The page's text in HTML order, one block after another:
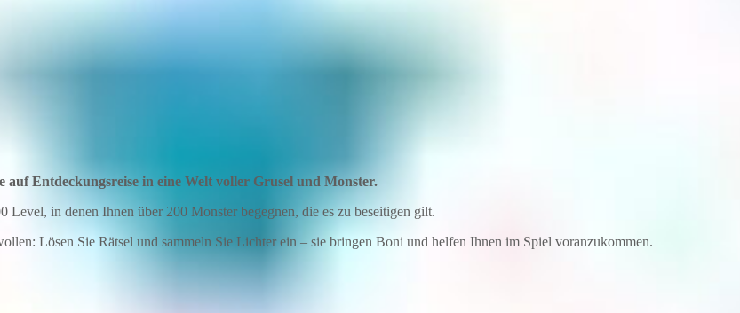
auf Entdeckungsreise in eine Welt voller Grusel und Monster.
in denen Ihnen über 200 Monster begegnen, die es zu beseitigen gilt.
Lösen Sie Rätsel und sammeln Sie Lichter ein – sie bringen Boni und helfen Ihnen im Spiel voranzukommen.